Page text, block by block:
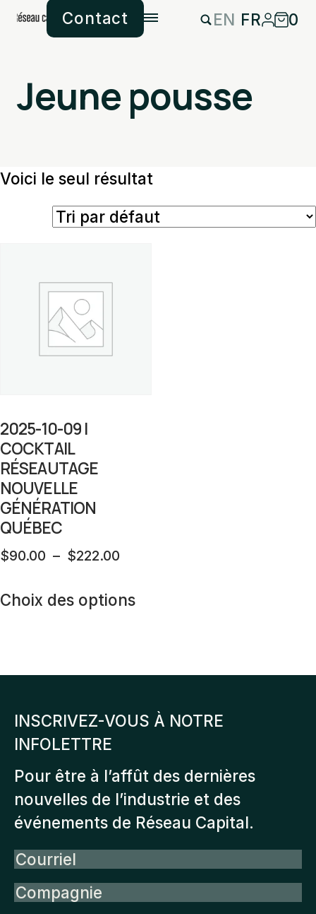
EN FR 0
Contact
Jeune pousse
Voici le seul résultat
2025-10-09 |
COCKTAIL
RÉSEAUTAGE
NOUVELLE
GÉNÉRATION
QUÉBEC
$90.00 – $222.00
prix :
Choix des optionsproduit
variations.
options
être
choisies
sur
du
INSCRIVEZ-VOUS À NOTRE
INFOLETTRE
Pour être à l’affût des dernières
nouvelles de l’industrie et des
événements de Réseau Capital.
Courriel
Compagnie